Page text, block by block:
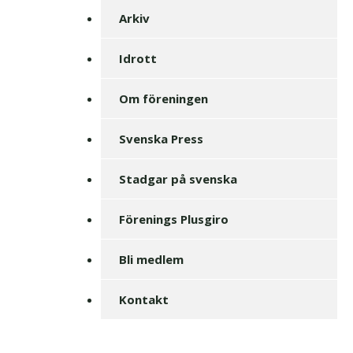
Arkiv
Idrott
Om föreningen
Svenska Press
Stadgar på svenska
Förenings Plusgiro
Bli medlem
Kontakt